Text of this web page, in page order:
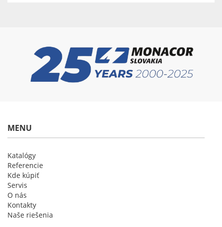
MENU
Katalógy
Referencie
Kde kúpiť
Servis
O nás
Kontakty
Naše riešenia